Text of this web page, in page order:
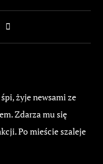
żyje newsami ze
Zdarza mu się
Po mieście szaleje